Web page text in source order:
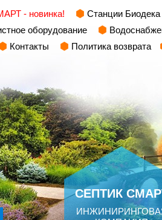
СЕПТИК
- новинка! Станции Биодека
оборудование
Контакты Политика возврата